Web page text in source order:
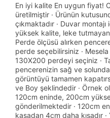
En iyi kalite En uygun fiyat!
üretilmiştir · Ürünün
çıkmaktadır · Duvar
yüksek kalite, leke
Perde ölçüsü alırken
perde seçebilirsiniz ·
130X200 perdeyi seçiniz ·
pencerenizin sağ ve
görüntüyü tamamen
ve Boy şeklindedir · Örnek
120cm eninde, 200cm
gönderilmektedir · 120cm
kasadan 4cm daha kısadır